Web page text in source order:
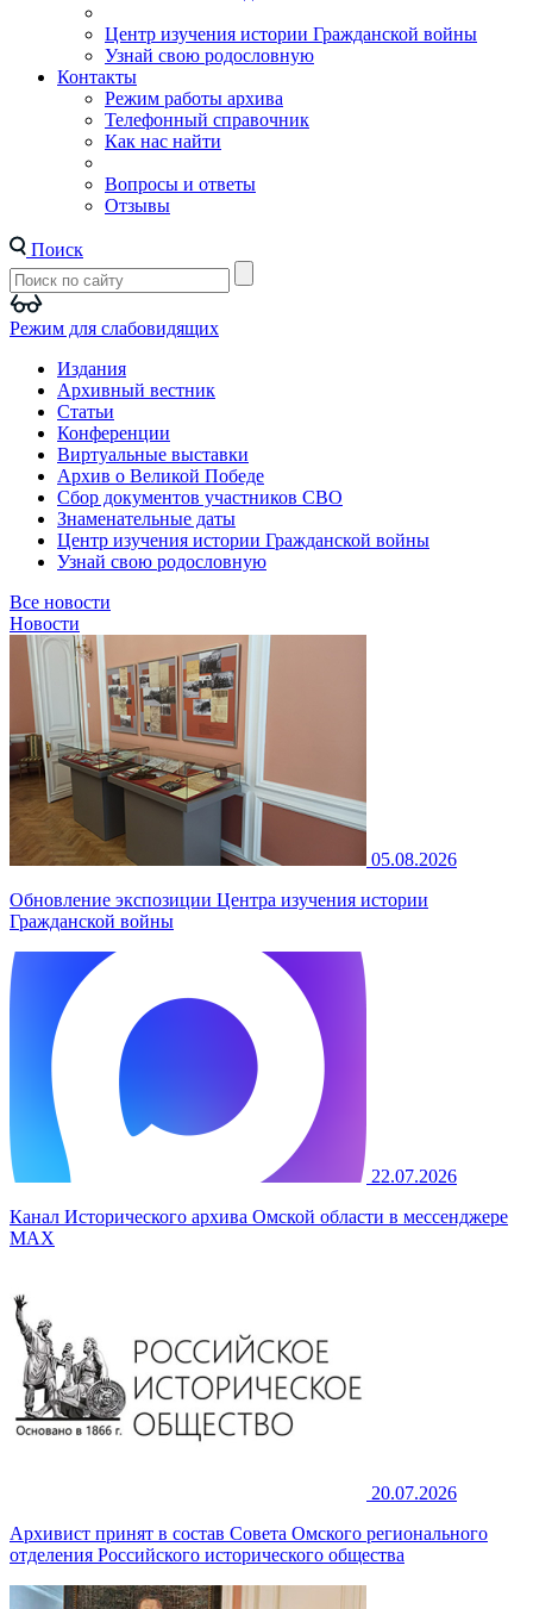
Центр изучения истории Гражданской войны
Узнай свою родословную
Контакты
Режим работы архива
Телефонный справочник
Как нас найти
Вопросы и ответы
Отзывы
Поиск
Режим для слабовидящих
Издания
Архивный вестник
Статьи
Конференции
Виртуальные выставки
Архив о Великой Победе
Сбор документов участников СВО
Знаменательные даты
Центр изучения истории Гражданской войны
Узнай свою родословную
Все новости
Новости
05.08.2026
Обновление экспозиции Центра изучения истории
Гражданской войны
22.07.2026
Канал Исторического архива Омской области в мессенджере
MAX
20.07.2026
Архивист принят в состав Совета Омского регионального
отделения Российского исторического общества